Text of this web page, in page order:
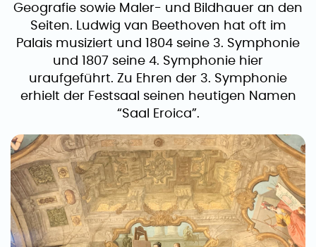
Geografie sowie Maler- und Bildhauer an den
Seiten. Ludwig van Beethoven hat oft im
Palais musiziert und 1804 seine 3. Symphonie
und 1807 seine 4. Symphonie hier
uraufgeführt. Zu Ehren der 3. Symphonie
erhielt der Festsaal seinen heutigen Namen
“Saal Eroica”.